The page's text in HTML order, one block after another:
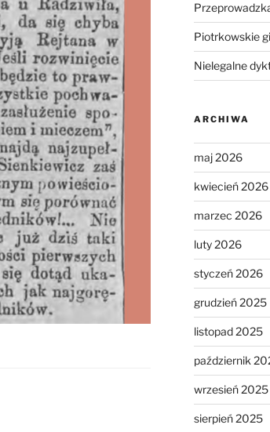
Piotrkowskie
Nielegalne
ARCHIWA
maj 2026
kwiecień 2026
marzec 2026
luty 2026
styczeń 2026
grudzień 2025
listopad 2025
październik
wrzesień 2025
sierpień 2025